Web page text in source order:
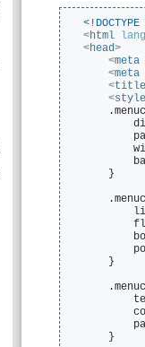
<html
lang
<head>
<meta
<meta
<title
<style
    }
    }
    }